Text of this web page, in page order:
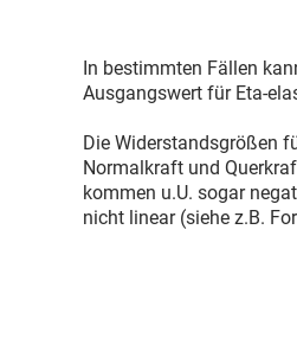
In bestimmten Fällen
Ausgangswert für Eta-
Die Widerstandsgrößen
Normalkraft und
kommen u.U. sogar
nicht linear (siehe z.B.